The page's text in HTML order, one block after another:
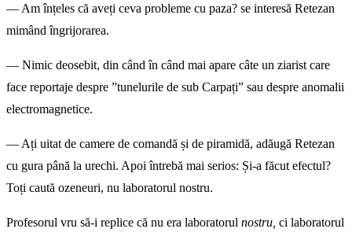
— Am înțeles că aveți ceva probleme cu paza? se interesă Retezan
mimând îngrijorarea.
— Nimic deosebit, din când în când mai apare câte un ziarist care
face reportaje despre ”tunelurile de sub Carpați” sau despre anomalii
electromagnetice.
— Ați uitat de camere de comandă și de piramidă, adăugă Retezan
cu gura până la urechi. Apoi întrebă mai serios: Și-a făcut efectul?
Toți caută ozeneuri, nu laboratorul nostru.
Profesorul vru să-i replice că nu era laboratorul nostru, ci laboratorul